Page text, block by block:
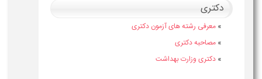
دکتری
» معرفی رشته های آزمون دکتری
» مصاحبه دکتری
» دکتری وزارت بهداشت